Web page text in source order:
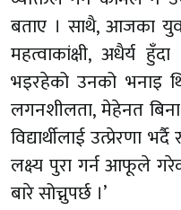
बताए । साथै, आजका
महत्वाकांक्षी, अधैर्य
भइरहेको उनको भनाइ
लगनशीलता, मेहेनत
विद्यार्थीलाई उत्प्रेरणा
लक्ष्य पुरा गर्न आफूले
बारे सोच्नुपर्छ ।’